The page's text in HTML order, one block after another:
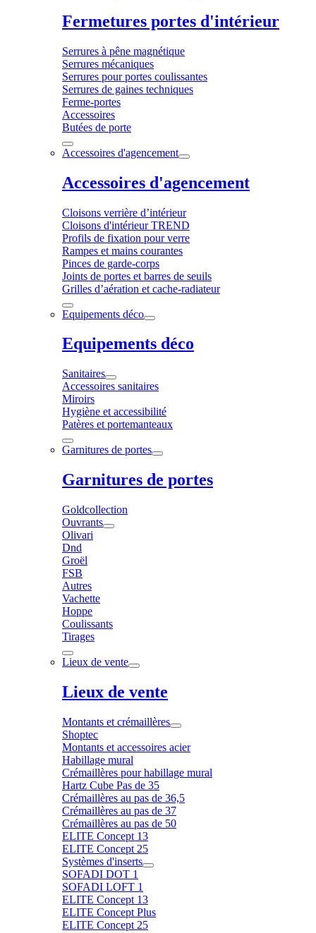
Fermetures portes d'intérieur
Serrures à pêne magnétique
Serrures mécaniques
Serrures pour portes coulissantes
Serrures de gaines techniques
Ferme-portes
Accessoires
Butées de porte
Accessoires d'agencement
Accessoires d'agencement
Cloisons verrière d’intérieur
Cloisons d'intérieur TREND
Profils de fixation pour verre
Rampes et mains courantes
Pinces de garde-corps
Joints de portes et barres de seuils
Grilles d’aération et cache-radiateur
Equipements déco
Equipements déco
Sanitaires
Accessoires sanitaires
Miroirs
Hygiène et accessibilité
Patères et portemanteaux
Garnitures de portes
Garnitures de portes
Goldcollection
Ouvrants
Olivari
Dnd
Groël
FSB
Autres
Vachette
Hoppe
Coulissants
Tirages
Lieux de vente
Lieux de vente
Montants et crémaillères
Shoptec
Montants et accessoires acier
Habillage mural
Crémaillères pour habillage mural
Hartz Cube Pas de 35
Crémaillères au pas de 36,5
Crémaillères au pas de 37
Crémaillères au pas de 50
ELITE Concept 13
ELITE Concept 25
Systèmes d'inserts
SOFADI DOT 1
SOFADI LOFT 1
ELITE Concept 13
ELITE Concept Plus
ELITE Concept 25